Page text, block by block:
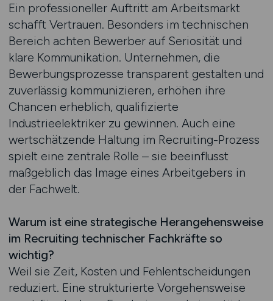
Ein professioneller Auftritt am Arbeitsmarkt
schafft Vertrauen. Besonders im technischen
Bereich achten Bewerber auf Seriosität und
klare Kommunikation. Unternehmen, die
Bewerbungsprozesse transparent gestalten und
zuverlässig kommunizieren, erhöhen ihre
Chancen erheblich, qualifizierte
Industrieelektriker zu gewinnen. Auch eine
wertschätzende Haltung im Recruiting-Prozess
spielt eine zentrale Rolle – sie beeinflusst
maßgeblich das Image eines Arbeitgebers in
der Fachwelt.
Warum ist eine strategische Herangehensweise
im Recruiting technischer Fachkräfte so
wichtig?
Weil sie Zeit, Kosten und Fehlentscheidungen
reduziert. Eine strukturierte Vorgehensweise